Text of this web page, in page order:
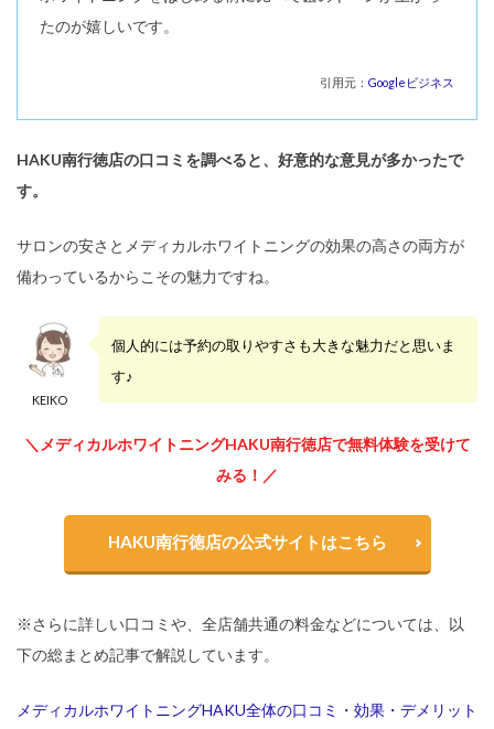
たのが嬉しいです。
引用元： Googleビジネス
HAKU南行徳店の口コミを調べると、好意的な意見が多かったで
す。
サロンの安さとメディカルホワイトニングの効果の高さの両方が
備わっているからこその魅力ですね。
KEIKO
個人的には予約の取りやすさも大きな魅力だと思いま
す♪
＼メディカルホワイトニングHAKU南行徳店で無料体験を受けて
みる！／
HAKU南行徳店の公式サイトはこちら
※さらに詳しい口コミや、全店舗共通の料金などについては、以
下の総まとめ記事で解説しています。
メディカルホワイトニングHAKU全体の口コミ・効果・デメリット